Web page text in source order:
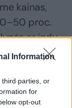
Information
third parties, or
for
opt-out
kainas,
proc.
ar indų
– pridūrė
jį